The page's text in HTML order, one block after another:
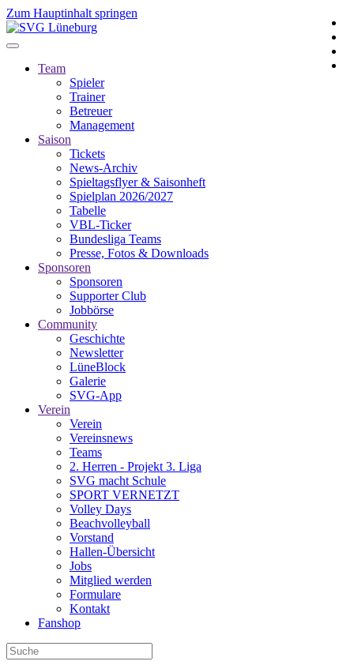
Zum Hauptinhalt springen
Team
Spieler
Trainer
Betreuer
Management
Saison
Tickets
News-Archiv
Spieltagsflyer & Saisonheft
Spielplan 2026/2027
Tabelle
VBL-Ticker
Bundesliga Teams
Presse, Fotos & Downloads
Sponsoren
Sponsoren
Supporter Club
Jobbörse
Community
Geschichte
Newsletter
LüneBlock
Galerie
SVG-App
Verein
Verein
Vereinsnews
Teams
2. Herren - Projekt 3. Liga
SVG macht Schule
SPORT VERNETZT
Volley Days
Beachvolleyball
Vorstand
Hallen-Übersicht
Jobs
Mitglied werden
Formulare
Kontakt
Fanshop